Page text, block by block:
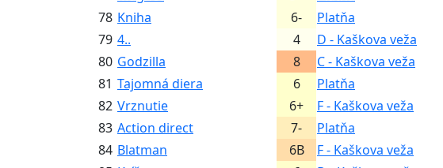
78 Kniha 6- Platňa
79 4.. 4 D - Kaškova veža
80 Godzilla 8 C - Kaškova veža
81 Tajomná diera 6 Platňa
82 Vrznutie 6+ F - Kaškova veža
83 Action direct 7- Platňa
84 Blatman 6B F - Kaškova veža